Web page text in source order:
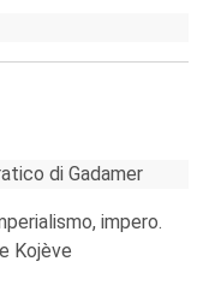
di Gadamer
impero.
Kojève